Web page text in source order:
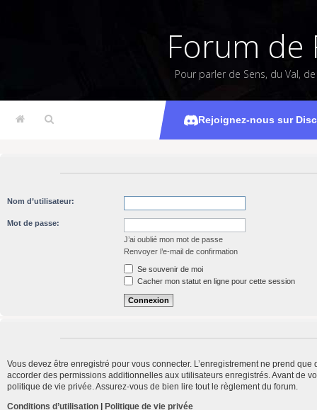
Forum de
Pour parler de Sens, du Val,
Rejoignez-nous sur
Nom d’utilisateur:
Mot de passe:
J’ai oublié mon mot de passe
Renvoyer l’e-mail de confirmation
Se souvenir de moi
Cacher mon statut en ligne pour cette session
Vous devez être enregistré pour vous connecter. L’enregistrement ne prend
accorder des permissions additionnelles aux utilisateurs enregistrés. Avant de
politique de vie privée. Assurez-vous de bien lire tout le règlement du forum.
Conditions d’utilisation
Politique de vie privée